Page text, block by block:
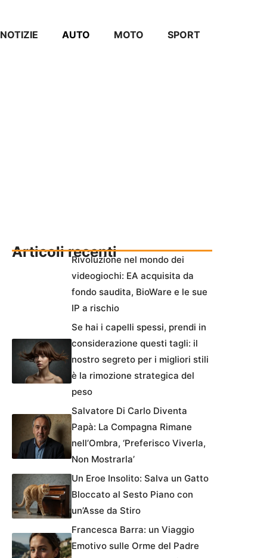
NOTIZIE AUTO MOTO SPORT
Articoli recentiRivoluzione nel mondo dei
videogiochi: EA acquisita da
fondo saudita, BioWare e le sue
IP a rischio
Se hai i capelli spessi, prendi in
considerazione questi tagli: il
nostro segreto per i migliori stili
è la rimozione strategica del
peso
Salvatore Di Carlo Diventa
Papà: La Compagna Rimane
nell’Ombra, ‘Preferisco Viverla,
Non Mostrarla’
Un Eroe Insolito: Salva un Gatto
Bloccato al Sesto Piano con
un’Asse da Stiro
Francesca Barra: un Viaggio
Emotivo sulle Orme del Padre